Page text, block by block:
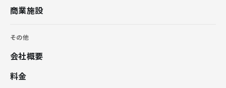
商業施設
その他
会社概要
料金